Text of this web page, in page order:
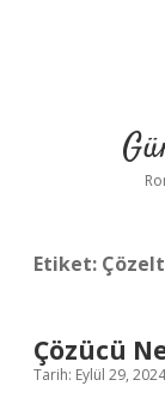
Etiket:
Çözücü
Tarih: Eylül 29, 2024